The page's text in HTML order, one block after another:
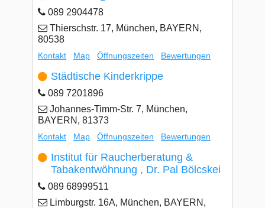
089 2904478
Thierschstr. 17, München, BAYERN,
80538
Kontakt Map Öffnungszeiten Bewertungen
Städtische Kinderkrippe
089 7201896
Johannes-Timm-Str. 7, München,
BAYERN, 81373
Kontakt Map Öffnungszeiten Bewertungen
Institut für Raucherberatung &
Tabakentwöhnung , Dr. Pal Bölcskei
089 68999511
Limburgstr. 16A, München, BAYERN,